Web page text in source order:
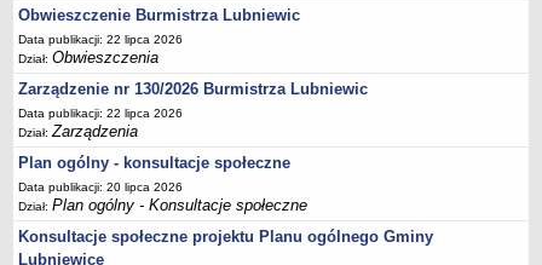
Głosowania
Protokoły z posiedzeń Rady Miejskiej
Składy Komisji
Terminy posiedzeń Komisji
Plan pracy Komisji Rewizyjnej
Plan pracy pozostałych Komisji
Oświadczenia majątkowe
Interpelacje radnych wraz z odpowiedziami
Obwieszczenie Burmistrza Lubniewic
Data publikacji: 22 lipca 2026
Dział:Obwieszczenia
Zarządzenie nr 130/2026 Burmistrza Lubniewic
Data publikacji: 22 lipca 2026
Dział:Zarządzenia
Plan ogólny - konsultacje społeczne
Data publikacji: 20 lipca 2026
Dział:Plan ogólny - Konsultacje społeczne
Konsultacje społeczne projektu Planu ogólnego Gminy
Lubniewice